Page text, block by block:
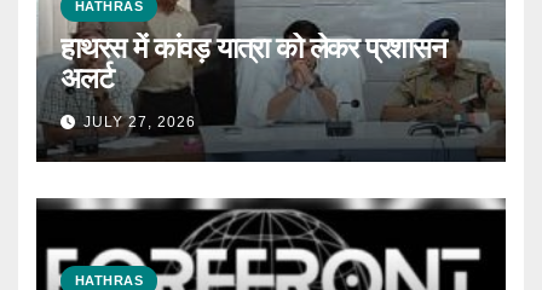
HATHRAS
हाथरस में कांवड़ यात्रा को लेकर प्रशासन
अलर्ट
JULY 27, 2026
HATHRAS